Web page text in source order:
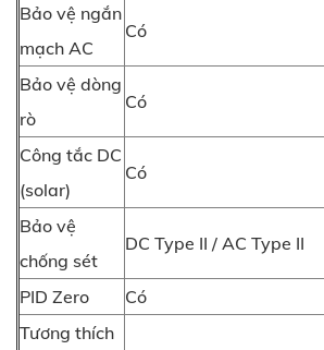
Bảo vệ ngắn
mạch AC
Có
Bảo vệ dòng
rò
Có
Công tắc DC
(solar)
Có
Bảo vệ
chống sét
DC Type II / AC Type II
PID Zero
Có
Tương thích